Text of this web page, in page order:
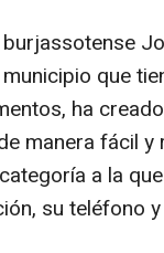
que
ha
manera fácil
a la
su teléfono